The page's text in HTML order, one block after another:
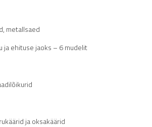
metallsaed
ja ehituse jaoks – 6 mudelit
ja oksakäärid